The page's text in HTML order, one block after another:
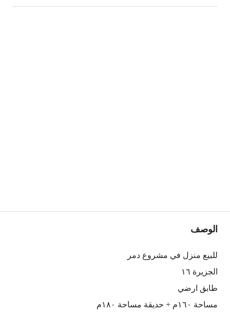
الوصف
للبيع منزل في مشروع دمر
الجزيرة ١٦
طابق ارضي
مساحة ١٦٠م + حديقة مساحة ١٨٠م